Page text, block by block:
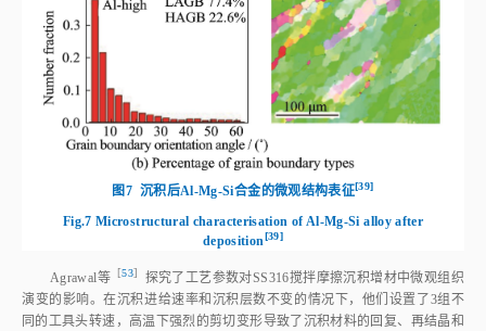
图7 沉积后Al‑Mg‑Si合金的微观结构表征[39]
Fig.7 Microstructural characterisation of Al‑Mg‑Si alloy after
deposition [39]
Agrawal等 ［53
探究了工艺参数对SS316搅拌摩擦沉积增材中微观组织
演变的影响。在沉积进给速率和沉积层数不变的情况下，他们设置了3组不
同的工具头转速，高温下强烈的剪切变形导致了沉积材料的回复、再结晶和